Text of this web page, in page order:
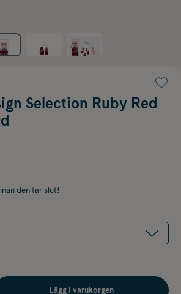
Selection Ruby Red
den tar slut!
Lägg i varukorgen